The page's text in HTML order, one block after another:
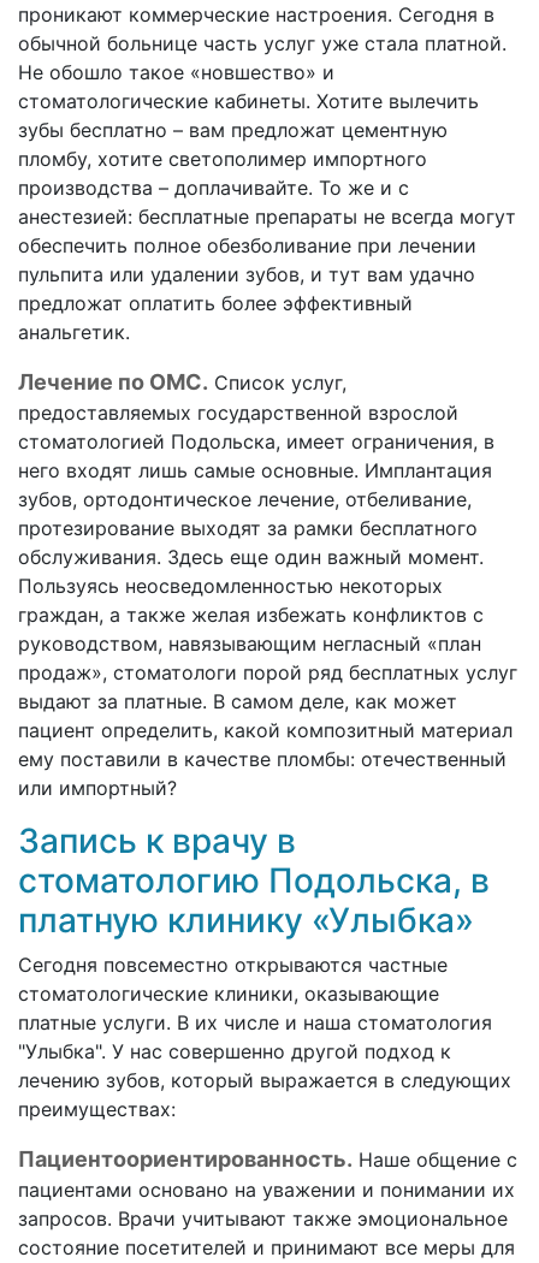
проникают коммерческие настроения. Сегодня в
обычной больнице часть услуг уже стала платной.
Не обошло такое «новшество» и
стоматологические кабинеты. Хотите вылечить
зубы бесплатно – вам предложат цементную
пломбу, хотите светополимер импортного
производства – доплачивайте. То же и с
анестезией: бесплатные препараты не всегда могут
обеспечить полное обезболивание при лечении
пульпита или удалении зубов, и тут вам удачно
предложат оплатить более эффективный
анальгетик.
Лечение по ОМС. Список услуг,
предоставляемых государственной взрослой
стоматологией Подольска, имеет ограничения, в
него входят лишь самые основные. Имплантация
зубов, ортодонтическое лечение, отбеливание,
протезирование выходят за рамки бесплатного
обслуживания. Здесь еще один важный момент.
Пользуясь неосведомленностью некоторых
граждан, а также желая избежать конфликтов с
руководством, навязывающим негласный «план
продаж», стоматологи порой ряд бесплатных услуг
выдают за платные. В самом деле, как может
пациент определить, какой композитный материал
ему поставили в качестве пломбы: отечественный
или импортный?
Запись к врачу в
стоматологию Подольска, в
платную клинику «Улыбка»
Сегодня повсеместно открываются частные
стоматологические клиники, оказывающие
платные услуги. В их числе и наша стоматология
"Улыбка". У нас совершенно другой подход к
лечению зубов, который выражается в следующих
преимуществах:
Пациентоориентированность. Наше общение с
пациентами основано на уважении и понимании их
запросов. Врачи учитывают также эмоциональное
состояние посетителей и принимают все меры для